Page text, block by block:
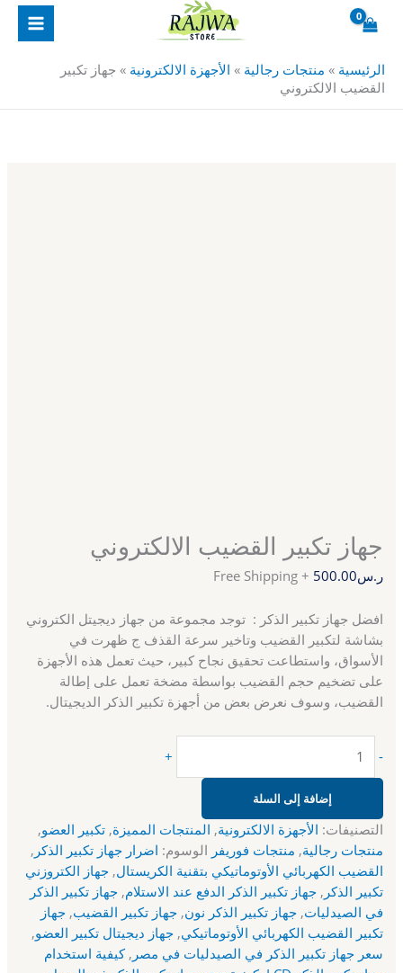
الرئيسية » منتجات رجالية » الأجهزة الالكترونية » جهاز تكبير
القضيب الالكتروني
جهاز تكبير القضيب الالكتروني
ر.س500.00
+ Free Shipping
افضل جهاز تكبير الذكر : توجد مجموعة من جهاز ديجيتل الكتروني
بشاشة لتكبير القضيب وتاخير سرعة القذف ج ظهرت في
الأسواق، واستطاعت تحقيق نجاح كبير، حيث تعمل هذه الأجهزة
على تضخيم حجم القضيب بواسطة مضخة تعمل على إطالة
القضيب، وسوف نعرض بعض من أجهزة تكبير الذكر الديجيتال.
-
كمية
جهاز
القضيب
الالكتروني
+
إضافة إلى السلة
التصنيفات: الأجهزة الالكترونية, المنتجات المميزة,تكبير العضو,
منتجات رجالية, منتجات فوريفر الوسوم: اضرار جهاز تكبير الذكر ,
القضيب الكهربائي الأوتوماتيكي بتقنية الكريستال,جهاز الكتروزني
تكبير الذكر ,جهاز تكبير الذكر الدفع عند الاستلام,جهاز تكبير الذكر
في الصيدليات,جهاز تكبير الذكر نون,جهاز تكبير القضيب,جهاز
تكبير القضيب الكهربائي الأوتوماتيكي,جهاز ديجيتال تكبير العضو,
سعر جهاز تكبير الذكر في الصيدليات في مصر ,كيفية استخدام